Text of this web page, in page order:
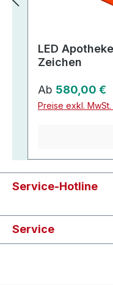
LED
Zeichen
Regulärer Preis:
Ab 580,00 €
Preise exkl.
Service-Hotline
Service